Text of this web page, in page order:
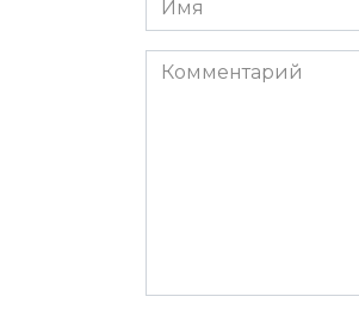
*
Комментарий